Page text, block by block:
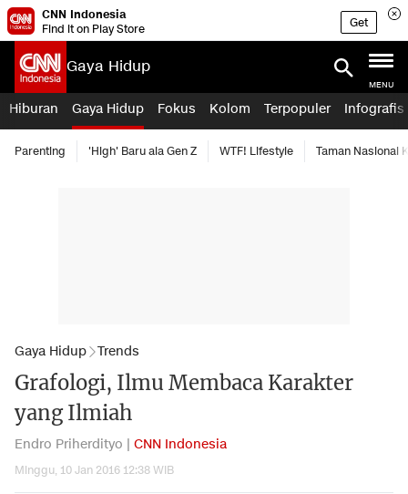
CNN Indonesia
Find it on Play Store
Get
Gaya Hidup
MENU
Hiburan Gaya Hidup Fokus Kolom Terpopuler Infografis
Parenting 'High' Baru ala Gen Z WTF! Lifestyle Taman Nasional
Gaya Hidup Trends
Grafologi, Ilmu Membaca Karakter
yang Ilmiah
Endro Priherdityo | CNN Indonesia
Minggu, 10 Jan 2016 12:38 WIB